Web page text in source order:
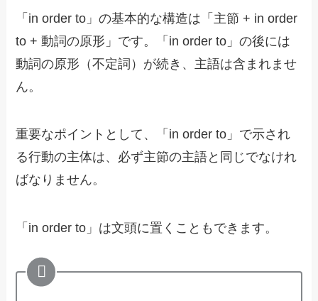
「in order to」の基本的な構造は「主節 + in order
to + 動詞の原形」です。「in order to」の後には
動詞の原形（不定詞）が続き、主語は含まれませ
ん。
重要なポイントとして、「in order to」で示され
る行動の主体は、必ず主節の主語と同じでなけれ
ばなりません。
「in order to」は文頭に置くこともできます。